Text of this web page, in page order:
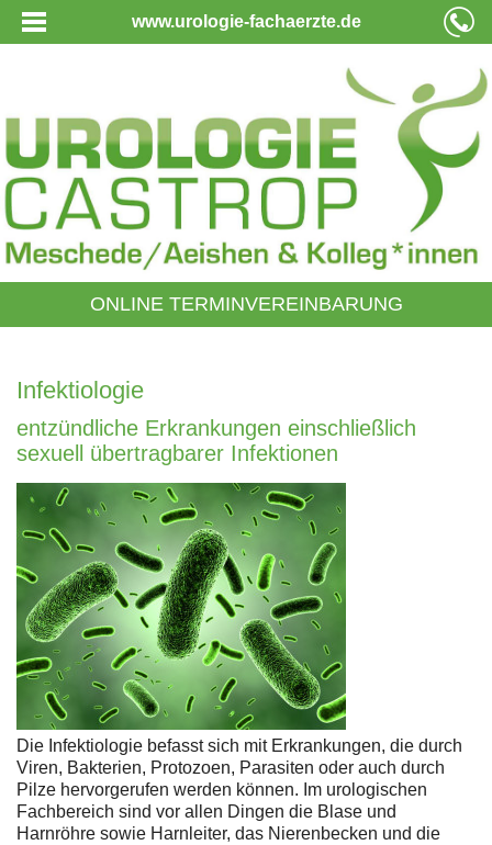
www.urologie-fachaerzte.de
ONLINE TERMINVEREINBARUNG
Infektiologie
entzündliche Erkrankungen einschließlich
sexuell übertragbarer Infektionen
Die Infektiologie befasst sich mit Erkrankungen, die durch
Viren, Bakterien, Protozoen, Parasiten oder auch durch
Pilze hervorgerufen werden können. Im urologischen
Fachbereich sind vor allen Dingen die Blase und
Harnröhre sowie Harnleiter, das Nierenbecken und die